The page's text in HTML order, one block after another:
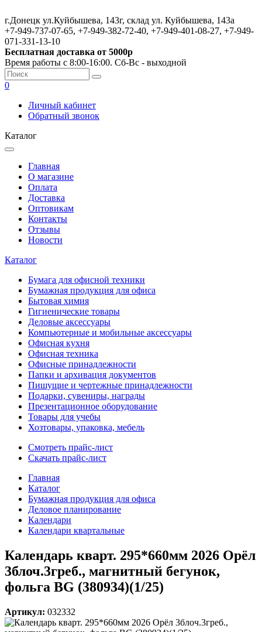
г.Донецк ул.Куйбышева, 143г, склад ул. Куйбышева, 143а
+7-949-737-07-65, +7-949-382-72-40, +7-949-401-08-27, +7-949-
071-331-13-10
Бесплатная доставка от 5000р
Время работы с 8:00-16:00. Сб-Вс - выходной
0
Личный кабинет
Обратный звонок
Каталог
Главная
О магазине
Оплата
Доставка
Оптовикам
Контакты
Отзывы
Новости
Каталог
Бумага для офисной техники
Бумажная продукция для офиса
Бытовая химия
Гигиенические товары
Деловые аксессуары
Компьютерные и мобильные аксессуары
Офисная кухня
Офисная техника
Офисные принадлежности
Папки и архивация документов
Пишущие и чертежные принадлежности
Подарки, сувениры, награды
Презентационное оборудование
Товары для учебы
Хозтовары, упаковка, мебель
Смотреть прайс-лист
Скачать прайс-лист
Главная
Каталог
Бумажная продукция для офиса
Деловое планирование
Календари
Календари квартальные
Календарь кварт. 295*660мм 2026 Орёл
3блоч.3греб., магнитный бегунок,
фольга BG (380934)(1/25)
Артикул: 032332